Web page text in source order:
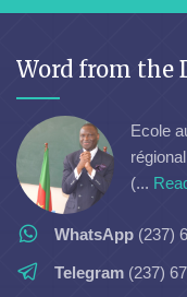
Word from the
Ecole
(...
WhatsApp (237)
Telegram (237)